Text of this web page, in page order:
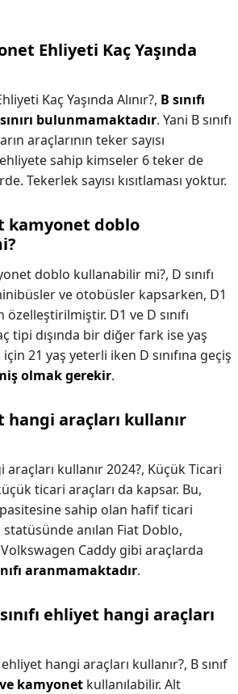
Ehliyeti Kaç Yaşında
Kaç Yaşında Alınır?, B sınıfı
bulunmamaktadır. Yani B sınıfı
araçlarının teker sayısı
ehliyete sahip kimseler 6 teker de
Tekerlek sayısı kısıtlaması yoktur.
kamyonet doblo
doblo kullanabilir mi?, D sınıfı
ve otobüsler kapsarken, D1
özelleştirilmiştir. D1 ve D sınıfı
tipi dışında bir diğer fark ise yaş
21 yaş yeterli iken D sınıfına geçiş
olmak gerekir.
hangi araçları kullanır
araçları kullanır 2024?, Küçük Ticari
ticari araçları da kapsar. Bu,
sahip olan hafif ticari
statüsünde anılan Fiat Doblo,
Caddy gibi araçlarda
aranmamaktadır.
ehliyet hangi araçları
ehliyet hangi araçları kullanır?, B sınıf
kamyonet kullanılabilir. Alt